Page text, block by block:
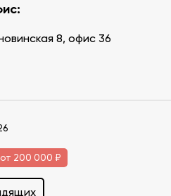
8, офис 36
200 000 ₽